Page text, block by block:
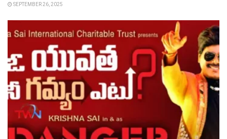
SEPTEMBER 26, 2025